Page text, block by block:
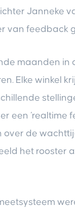
Janneke
van feedback
maanden in
Elke winkel
een ‘realtime
de
het rooster